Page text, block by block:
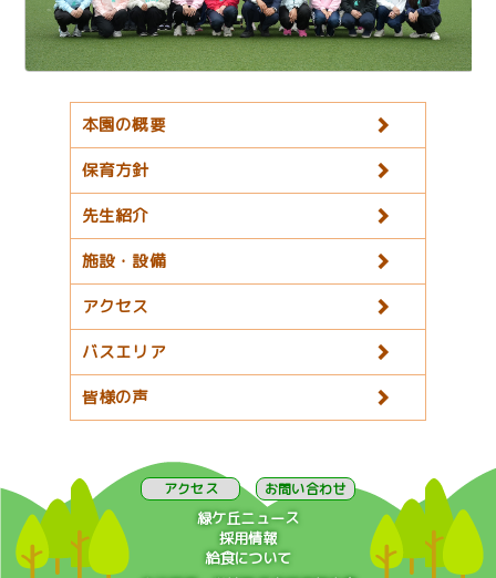
本園の概要
保育方針
先生紹介
施設・設備
アクセス
バスエリア
皆様の声
アクセス お問い合わせ
緑ケ丘ニュース
採用情報
給食について